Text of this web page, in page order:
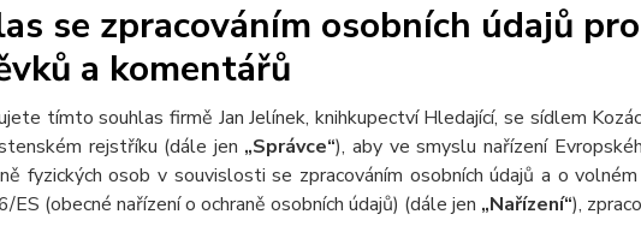
se zpracováním osobních údajů
a komentářů
tímto souhlas firmě Jan Jelínek, knihkupectví Hledající, se sídlem
rejstříku (dále jen „Správce“), aby ve smyslu nařízení
fyzických osob v souvislosti se zpracováním osobních údajů a o
ES (obecné nařízení o ochraně osobních údajů) (dále jen „Nařízení“),